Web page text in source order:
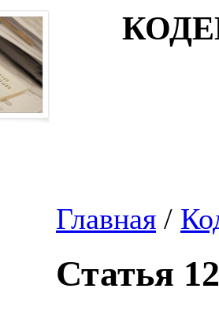
Главная /
Статья